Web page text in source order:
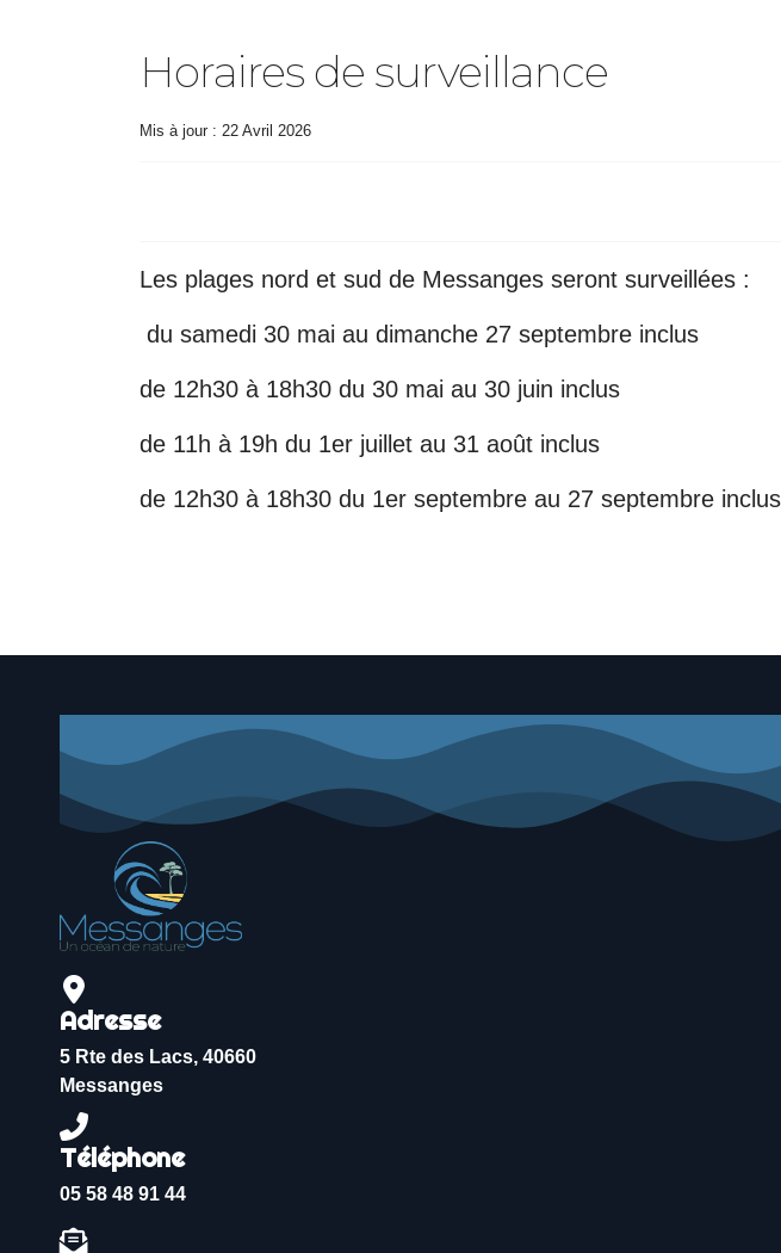
Horaires de surveillance
Mis à jour : 22 Avril 2026
Les plages nord et sud de Messanges seront surveillées :
du samedi 30 mai au dimanche 27 septembre inclus
de 12h30 à 18h30 du 30 mai au 30 juin inclus
de 11h à 19h du 1er juillet au 31 août inclus
de 12h30 à 18h30 du 1er septembre au 27 septembre
Adresse
5 Rte des Lacs, 40660
Messanges
Téléphone
05 58 48 91 44